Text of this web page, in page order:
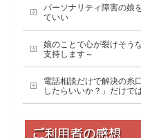
パーソナリティ障害の娘
ていい
娘のことで心が裂けそう
支持します～
電話相談だけで解決の糸
したらいいか？」だけで